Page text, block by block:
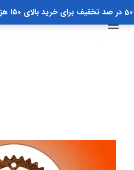
50 در صد تخفیف برای خرید بالای ۱۵۰ هزار تومان با کد off50